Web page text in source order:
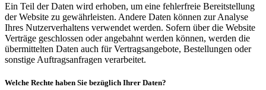
Ein Teil der Daten wird erhoben, um eine fehlerfreie Bereitstellung
der Website zu gewährleisten. Andere Daten können zur Analyse
Ihres Nutzerverhaltens verwendet werden. Sofern über die Website
Verträge geschlossen oder angebahnt werden können, werden die
übermittelten Daten auch für Vertragsangebote, Bestellungen oder
sonstige Auftragsanfragen verarbeitet.
Welche Rechte haben Sie bezüglich Ihrer Daten?